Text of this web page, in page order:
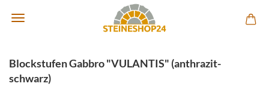
Blockstufen Gabbro "VULANTIS" (anthrazit-
schwarz)